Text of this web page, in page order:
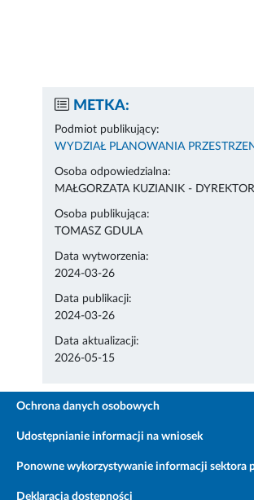
METKA:
Podmiot publikujący:
WYDZIAŁ PLANOWANIA
Osoba odpowiedzialna:
MAŁGORZATA KUZIANIK -
Osoba publikująca:
TOMASZ GDULA
Data wytworzenia:
2024-03-26
Data publikacji:
2024-03-26
Data aktualizacji:
2026-05-15
Ochrona danych osobowych
Udostępnianie informacji na wniosek
Ponowne wykorzystywanie informacji sektora
Deklaracja dostępności